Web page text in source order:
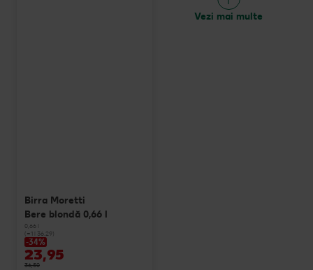
Birra Moretti
Bere blondă 0,66 l
0,66 l
(=1 l 36.29)
-34%
23,95
36,50
Vezi mai multe